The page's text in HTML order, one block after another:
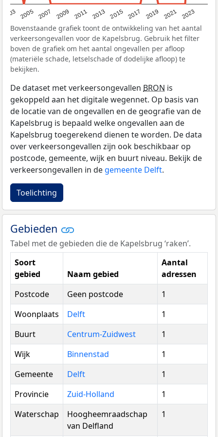
2003 2005 2007 2009 2011 2013 2015 2017 2019 2021 2023
Bovenstaande grafiek toont de ontwikkeling van het aantal
verkeersongevallen voor de Kapelsbrug. Gebruik het filter
boven de grafiek om het aantal ongevallen per afloop
(materiële schade, letselschade of dodelijke afloop) te
bekijken.
De dataset met verkeersongevallen BRON is
gekoppeld aan het digitale wegennet. Op basis van
de locatie van de ongevallen en de geografie van de
Kapelsbrug is bepaald welke ongevallen aan de
Kapelsbrug toegerekend dienen te worden. De data
over verkeersongevallen zijn ook beschikbaar op
postcode, gemeente, wijk en buurt niveau. Bekijk de
verkeersongevallen in de gemeente Delft.
Toelichting
Gebieden
Tabel met de gebieden die de Kapelsbrug ‘raken’.
Soort
gebied
Naam gebied
Aantal
adressen
Postcode
Geen postcode
1
Woonplaats
Delft
1
Buurt
Centrum-Zuidwest
1
Wijk
Binnenstad
1
Gemeente
Delft
1
Provincie
Zuid-Holland
1
Waterschap
Hoogheemraadschap
van Delfland
1